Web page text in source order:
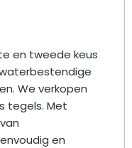
en tweede keus
We verkopen
tegels. Met
en